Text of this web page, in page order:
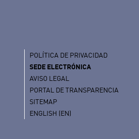
POLÍTICA DE PRIVACIDAD
SEDE ELECTRÓNICA
AVISO LEGAL
PORTAL DE TRANSPARENCIA
SITEMAP
ENGLISH (EN)